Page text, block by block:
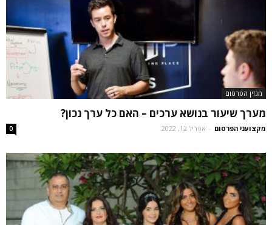
מגזין הפרסום
מערך שיעור בנושא ערכים – האם כל ערך נכון?
מקצועני הפרסום - אפריל 12, 2022 0